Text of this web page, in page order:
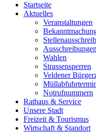
Startseite
Aktuelles
Veranstaltungen
Ausschreibungen
Wahlen
Strassensperren
Veldener
Notrufnummern
Rathaus & Service
Unsere Stadt
Freizeit & Tourismus
Wirtschaft & Standort